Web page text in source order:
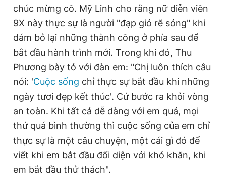
t
T
i
m
e
t
i
o
n
chúc mừng cô. Mỹ Linh cho rằng nữ diễn viên
9X này thực sự là người "đạp gió rẽ sóng" khi
dám bỏ lại những thành công ở phía sau để
bắt đầu hành trình mới. Trong khi đó, Thu
Phương bày tỏ với đàn em: "Chị luôn thích câu
nói: 'Cuộc sống chỉ thực sự bắt đầu khi những
ngày tươi đẹp kết thúc'. Cứ bước ra khỏi vòng
an toàn. Khi tất cả dễ dàng với em quá, mọi
thứ quá bình thường thì cuộc sống của em chỉ
thực sự là một câu chuyện, một cái gì đó để
viết khi em bắt đầu đối diện với khó khăn, khi
em bắt đầu thử thách".